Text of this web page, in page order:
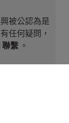
被公認為是
任何疑問，
聯繫 。